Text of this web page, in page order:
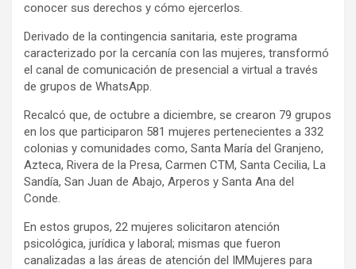
conocer sus derechos y cómo ejercerlos.
Derivado de la contingencia sanitaria, este programa
caracterizado por la cercanía con las mujeres, transformó
el canal de comunicación de presencial a virtual a través
de grupos de WhatsApp.
Recalcó que, de octubre a diciembre, se crearon 79 grupos
en los que participaron 581 mujeres pertenecientes a 332
colonias y comunidades como, Santa María del Granjeno,
Azteca, Rivera de la Presa, Carmen CTM, Santa Cecilia, La
Sandía, San Juan de Abajo, Arperos y Santa Ana del
Conde.
En estos grupos, 22 mujeres solicitaron atención
psicológica, jurídica y laboral; mismas que fueron
canalizadas a las áreas de atención del IMMujeres para